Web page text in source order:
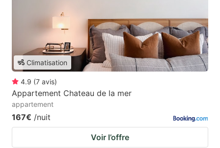
Climatisation
4.9 (7 avis)
Appartement Chateau de la mer
appartement
167€ /nuit
Voir l’offre